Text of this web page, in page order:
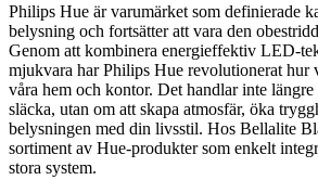
Philips Hue är varumärket som definierade
belysning och fortsätter att vara den
Genom att kombinera energieffektiv LED-
mjukvara har Philips Hue revolutionerat hur
våra hem och kontor. Det handlar inte längre
släcka, utan om att skapa atmosfär, öka
belysningen med din livsstil. Hos Bellalite
sortiment av Hue-produkter som enkelt
stora system.